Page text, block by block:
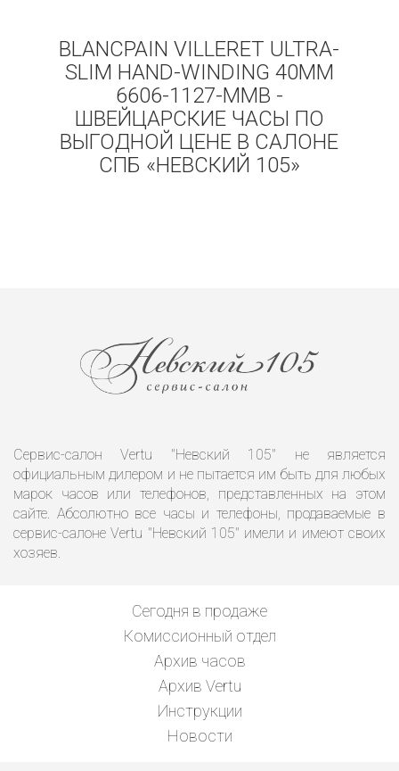
BLANCPAIN VILLERET ULTRA-
SLIM HAND-WINDING 40MM
6606-1127-MMB -
ШВЕЙЦАРСКИЕ ЧАСЫ ПО
ВЫГОДНОЙ ЦЕНЕ В САЛОНЕ
СПБ «НЕВСКИЙ 105»
Сервис-салон Vertu "Невский 105" не является
официальным дилером и не пытается им быть для любых
марок часов или телефонов, представленных на этом
сайте. Абсолютно все часы и телефоны, продаваемые в
сервис-салоне Vertu "Невский 105" имели и имеют своих
хозяев.
Сегодня в продаже
Комиссионный отдел
Архив часов
Архив Vertu
Инструкции
Новости